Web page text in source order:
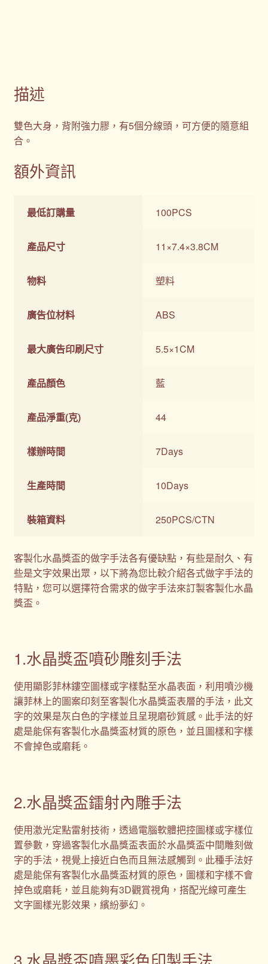
描述
雙色大身，背附強力膠，有5個分線頭，可方便的隨意組
合。
額外資訊
最低訂購量 100PCS
產品尺寸 11×7.4×3.8CM
物料 塑料
廣告位材料 ABS
最大廣告印刷尺寸 5.5×1CM
產品顏色 藍
產品淨重(克) 44
樣辦時間 7Days
生產時間 10Days
裝箱資料 250PCS/CTN
客製化水晶獎盃的做字手法各有優缺點，有些是耐久、有
些是文字效果出眾，以下將為您比較介紹各式做字手法的
特點，您可以選擇符合需求的做字手法來訂製客製化水晶
獎盃。
1.水晶獎盃噴砂雕刻手法
使用顯影菲林鏤空圖樣或字樣黏至水晶表面，利用噴沙機
讓菲林上的圖案印刻至客製化水晶獎盃表層的手法，此文
字的效果是灰白色的字樣並且呈現磨砂質感。此手法的好
處是能保有客製化水晶獎盃材質的原色，並且圖樣和字樣
不會掉色或磨耗。
2.水晶獎盃鐳射內雕手法
使用激光定點雷射技術，透過電腦軟體把控圖樣或字樣位
置參數，穿過客製化水晶獎盃表面於水晶獎盃中間雕刻做
字的手法，視覺上接近白色而且無法感觸到。此種手法好
處是能保有客製化水晶獎盃材質的原色，圖樣和字樣不會
掉色或磨耗，並且能夠有3D觀賞視角，搭配光線可產生
文字圖樣光影效果，繽紛夢幻。
3.水晶獎盃噴墨彩色印製手法